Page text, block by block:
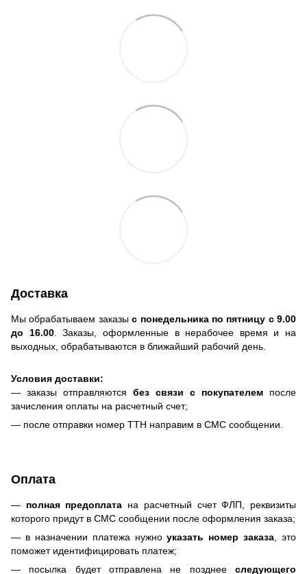
Доставка
Мы обрабатываем заказыс понедельника по пятницу с 9.00
до 16.00. Заказы, оформленные в нерабочее время и на
выходных, обрабатываются в ближайший рабочий день.
Условия доставки:
— заказы отправляются без связи с покупателем после
зачисления оплаты на расчетный счет;
— после отправки номер ТТН направим в СМС сообщении.
Оплата
— полная предоплата на расчетный счет ФЛП, реквизиты
которого придут в СМС сообщении после оформления заказа;
— в назначении платежа нужноуказать номер заказа, это
поможет идентифицировать платеж;
— посылка будет отправлена не позднее следующего